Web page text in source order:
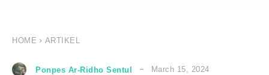
HOME ARTIKEL
Ponpes Ar-Ridho Sentul March 15, 2024